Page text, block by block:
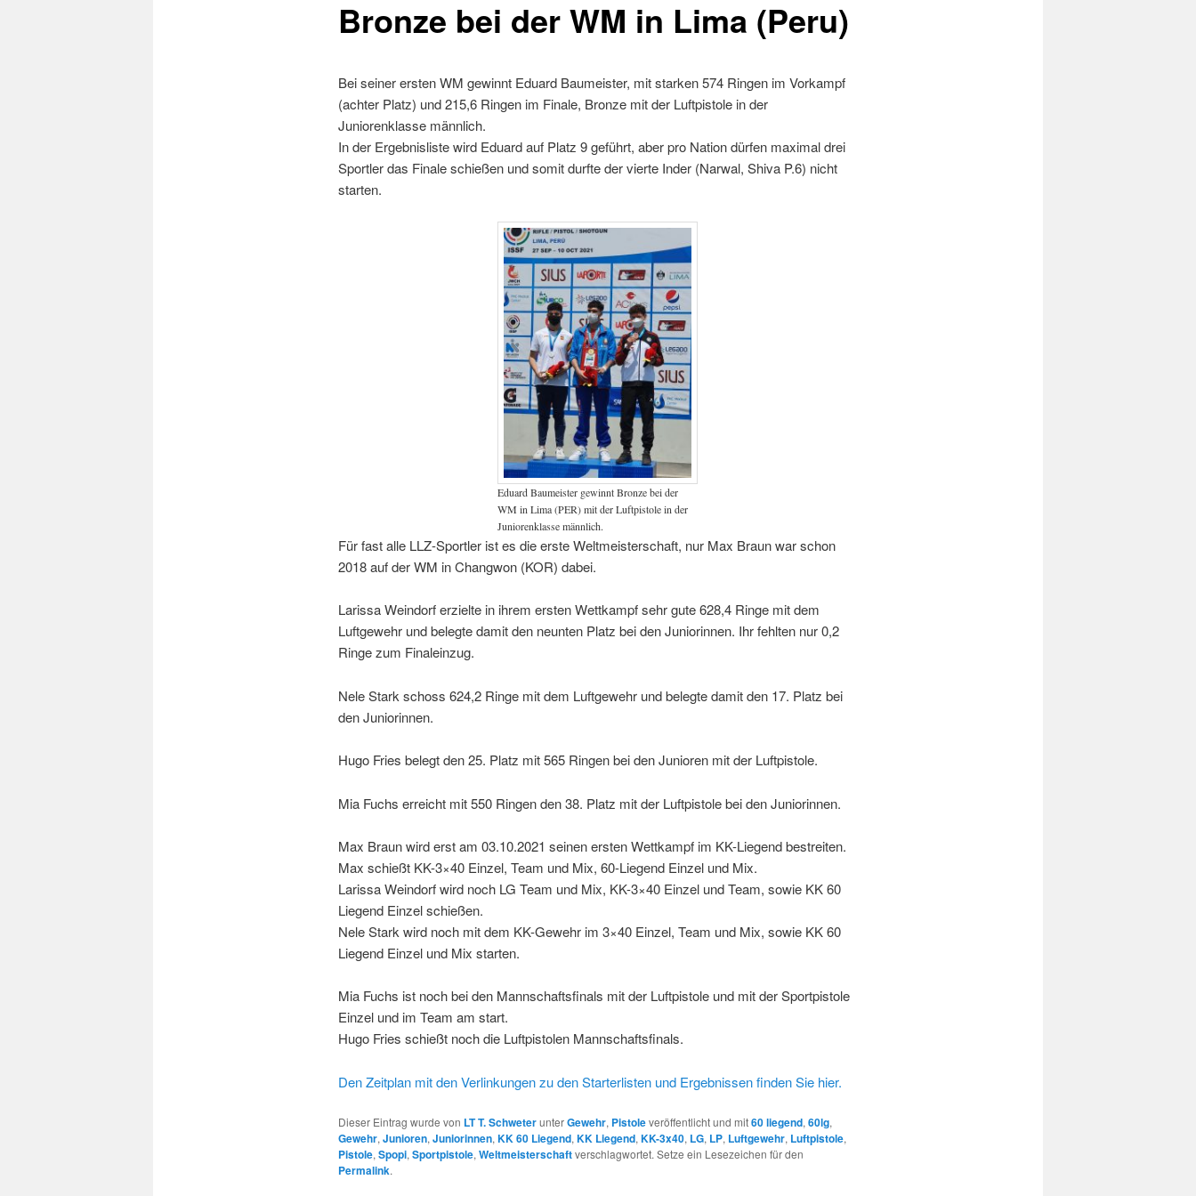
Bronze bei der WM in Lima (Peru)
Bei seiner ersten WM gewinnt Eduard Baumeister, mit starken 574 Ringen im Vorkampf
(achter Platz) und 215,6 Ringen im Finale, Bronze mit der Luftpistole in der
Juniorenklasse männlich.
In der Ergebnisliste wird Eduard auf Platz 9 geführt, aber pro Nation dürfen maximal drei
Sportler das Finale schießen und somit durfte der vierte Inder (Narwal, Shiva P.6) nicht
starten.
Eduard Baumeister gewinnt Bronze bei der
WM in Lima (PER) mit der Luftpistole in der
Juniorenklasse männlich.
Für fast alle LLZ-Sportler ist es die erste Weltmeisterschaft, nur Max Braun war schon
2018 auf der WM in Changwon (KOR) dabei.
Larissa Weindorf erzielte in ihrem ersten Wettkampf sehr gute 628,4 Ringe mit dem
Luftgewehr und belegte damit den neunten Platz bei den Juniorinnen. Ihr fehlten nur 0,2
Ringe zum Finaleinzug.
Nele Stark schoss 624,2 Ringe mit dem Luftgewehr und belegte damit den 17. Platz bei
den Juniorinnen.
Hugo Fries belegt den 25. Platz mit 565 Ringen bei den Junioren mit der Luftpistole.
Mia Fuchs erreicht mit 550 Ringen den 38. Platz mit der Luftpistole bei den Juniorinnen.
Max Braun wird erst am 03.10.2021 seinen ersten Wettkampf im KK-Liegend bestreiten.
Max schießt KK-3×40 Einzel, Team und Mix, 60-Liegend Einzel und Mix.
Larissa Weindorf wird noch LG Team und Mix, KK-3×40 Einzel und Team, sowie KK 60
Liegend Einzel schießen.
Nele Stark wird noch mit dem KK-Gewehr im 3×40 Einzel, Team und Mix, sowie KK 60
Liegend Einzel und Mix starten.
Mia Fuchs ist noch bei den Mannschaftsfinals mit der Luftpistole und mit der Sportpistole
Einzel und im Team am start.
Hugo Fries schießt noch die Luftpistolen Mannschaftsfinals.
Den Zeitplan mit den Verlinkungen zu den Starterlisten und Ergebnissen finden Sie hier.
Dieser Eintrag wurde von LT T. SchweterunterGewehr, Pistoleveröffentlicht und mit60 liegend, 60lg,
Gewehr, Junioren, Juniorinnen, KK 60 Liegend, KK Liegend, KK-3x40, LG, LP, Luftgewehr, Luftpistole,
Pistole, Spopi, Sportpistole, Weltmeisterschaftverschlagwortet. Setze ein Lesezeichen für den
Permalink.